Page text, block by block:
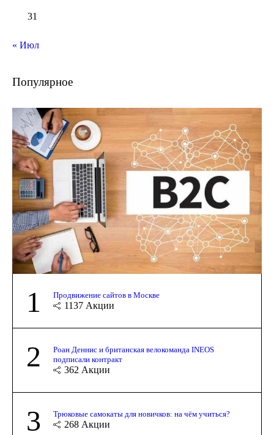
31
« Июл
Популярное
1 Продвижение сайтов в Москве
1137 Акции
2
Роан Деннис и британская велокоманда INEOS
подписали контракт
362 Акции
3 Трюковые самокаты для новичков: на чём учиться?
268 Акции